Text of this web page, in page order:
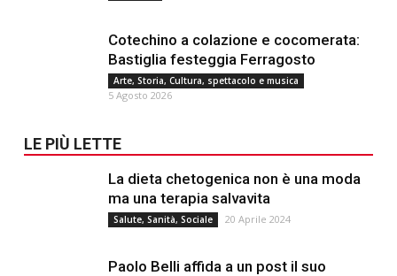
Cotechino a colazione e cocomerata:
Bastiglia festeggia Ferragosto
Arte, Storia, Cultura, spettacolo e musica
5 Agosto 2026
LE PIÙ LETTE
La dieta chetogenica non è una moda
ma una terapia salvavita
Salute, Sanità, Sociale 20 Aprile 2024
Paolo Belli affida a un post il suo